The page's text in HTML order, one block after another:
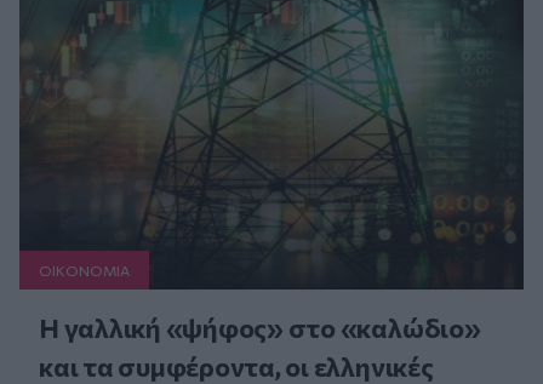
ΟΙΚΟΝΟΜΙΑ
Η γαλλική «ψήφος» στο «καλώδιο»
και τα συμφέροντα, οι ελληνικές